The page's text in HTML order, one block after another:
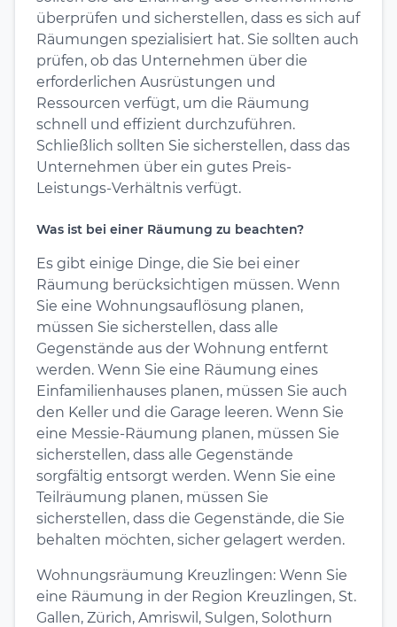
überprüfen und sicherstellen, dass es sich auf
Räumungen spezialisiert hat. Sie sollten auch
prüfen, ob das Unternehmen über die
erforderlichen Ausrüstungen und
Ressourcen verfügt, um die Räumung
schnell und effizient durchzuführen.
Schließlich sollten Sie sicherstellen, dass das
Unternehmen über ein gutes Preis-
Leistungs-Verhältnis verfügt.
Was ist bei einer Räumung zu beachten?
Es gibt einige Dinge, die Sie bei einer
Räumung berücksichtigen müssen. Wenn
Sie eine Wohnungsauflösung planen,
müssen Sie sicherstellen, dass alle
Gegenstände aus der Wohnung entfernt
werden. Wenn Sie eine Räumung eines
Einfamilienhauses planen, müssen Sie auch
den Keller und die Garage leeren. Wenn Sie
eine Messie-Räumung planen, müssen Sie
sicherstellen, dass alle Gegenstände
sorgfältig entsorgt werden. Wenn Sie eine
Teilräumung planen, müssen Sie
sicherstellen, dass die Gegenstände, die Sie
behalten möchten, sicher gelagert werden.
Wohnungsräumung Kreuzlingen: Wenn Sie
eine Räumung in der Region Kreuzlingen, St.
Gallen, Zürich, Amriswil, Sulgen, Solothurn